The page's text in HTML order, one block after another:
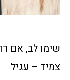
שימו לב, אם
צמיד – עגיל